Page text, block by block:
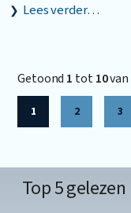
Lees verder…
Getoond 1 tot10van
1 2 3
Top 5 gelezen